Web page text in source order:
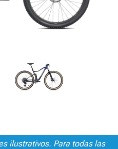
ilustrativos. Para todas las